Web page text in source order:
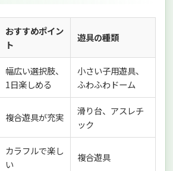
おすすめポイン
ト
遊具の種類
幅広い選択肢、
1日楽しめる
小さい子用遊具、
ふわふわドーム
複合遊具が充実
滑り台、アスレチ
ック
カラフルで楽し
い
複合遊具